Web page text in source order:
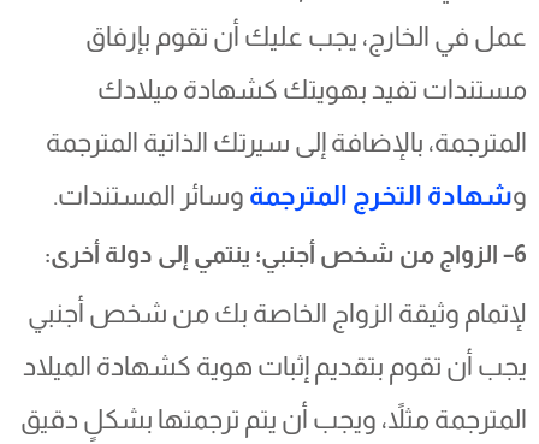
عمل في الخارج، يجب عليك أن تقوم بإرفاق
مستندات تفيد بهويتك كشهادة ميلادك
المترجمة، بالإضافة إلى سيرتك الذاتية المترجمة
وشهادة التخرج المترجمةوسائر المستندات.
6– الزواج من شخص أجنبي؛ ينتمي إلى دولة أخرى:
لإتمام وثيقة الزواج الخاصة بك من شخص أجنبي
يجب أن تقوم بتقديم إثبات هوية كشهادة الميلاد
المترجمة مثلاً، ويجب أن يتم ترجمتها بشكلٍ دقيق